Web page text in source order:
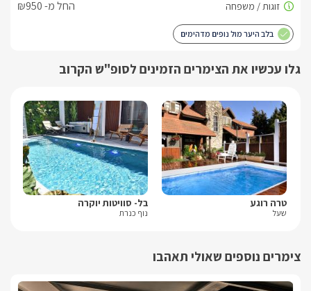
החל מ- ₪950
בלב היער מול נופים מדהימים
גלו עכשיו את הצימרים הזמינים לסופ"ש הקרוב
טרה רוגע
שעל
בל- סוויטות יוקרה
נוף כנרת
צימרים נוספים שאולי תאהבו